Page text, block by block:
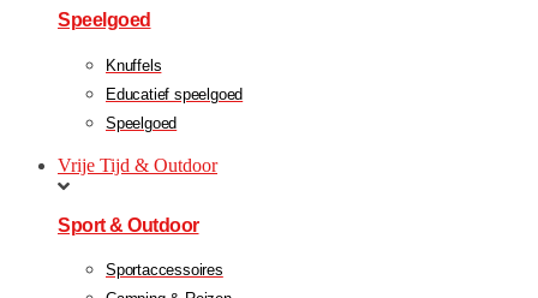
Speelgoed
Knuffels
Educatief speelgoed
Speelgoed
Vrije Tijd & Outdoor
Sport & Outdoor
Sportaccessoires